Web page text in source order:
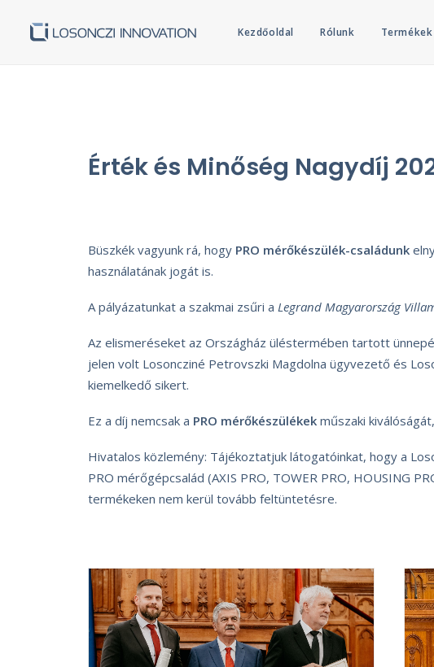
Kezdőoldal Rólunk
Érték és Minőség Nagydíj
Büszkék vagyunk rá, hogy PRO mérőkészülék-családunk
használatának jogát is.
A pályázatunkat a szakmai zsűri a Legrand Magyarország
Az elismeréseket az Országház üléstermében tartott
jelen volt Losoncziné Petrovszki Magdolna ügyvezető és
kiemelkedő sikert.
Ez a díj nemcsak a PRO mérőkészülékek műszaki
Hivatalos közlemény: Tájékoztatjuk látogatóinkat, hogy a
PRO mérőgépcsalád (AXIS PRO, TOWER PRO, HOUSING
termékeken nem kerül tovább feltüntetésre.